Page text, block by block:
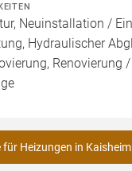
Neuinstallation /
Hydraulischer
Renovierung
Heizungen in